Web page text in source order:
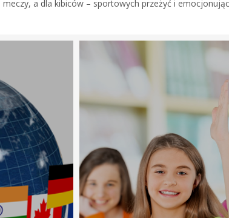
a dla kibiców – sportowych przeżyć i